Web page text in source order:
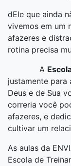
dEle que ainda
vivemos em um
afazeres e
rotina precisa
A
justamente para
Deus e de Sua
correria você
afazeres, e
cultivar um
As aulas da
Escola de